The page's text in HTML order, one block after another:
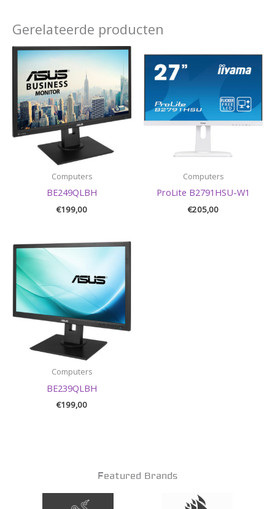
Gerelateerde producten
Computers
BE249QLBH
€199,00
Computers
ProLite B2791HSU-W1
€205,00
Computers
BE239QLBH
€199,00
Featured Brands